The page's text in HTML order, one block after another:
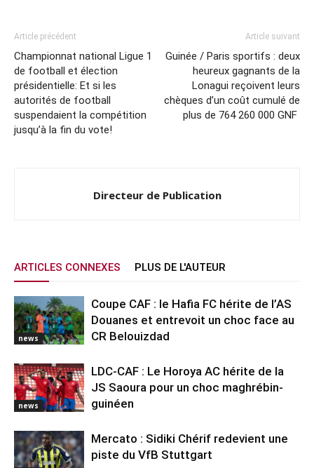
Article précédent
Championnat national Ligue 1
de football et élection
présidentielle: Et si les
autorités de football
suspendaient la compétition
jusqu’à la fin du vote!
Article suivant
Guinée / Paris sportifs : deux
heureux gagnants de la
Lonagui reçoivent leurs
chèques d’un coût cumulé de
plus de 764 260 000 GNF
Directeur de Publication
ARTICLES CONNEXES PLUS DE L'AUTEUR
news
Coupe CAF : le Hafia FC hérite de l’AS
Douanes et entrevoit un choc face au
CR Belouizdad
news
LDC-CAF : Le Horoya AC hérite de la
JS Saoura pour un choc maghrébin-
guinéen
Mercato : Sidiki Chérif redevient une
piste du VfB Stuttgart